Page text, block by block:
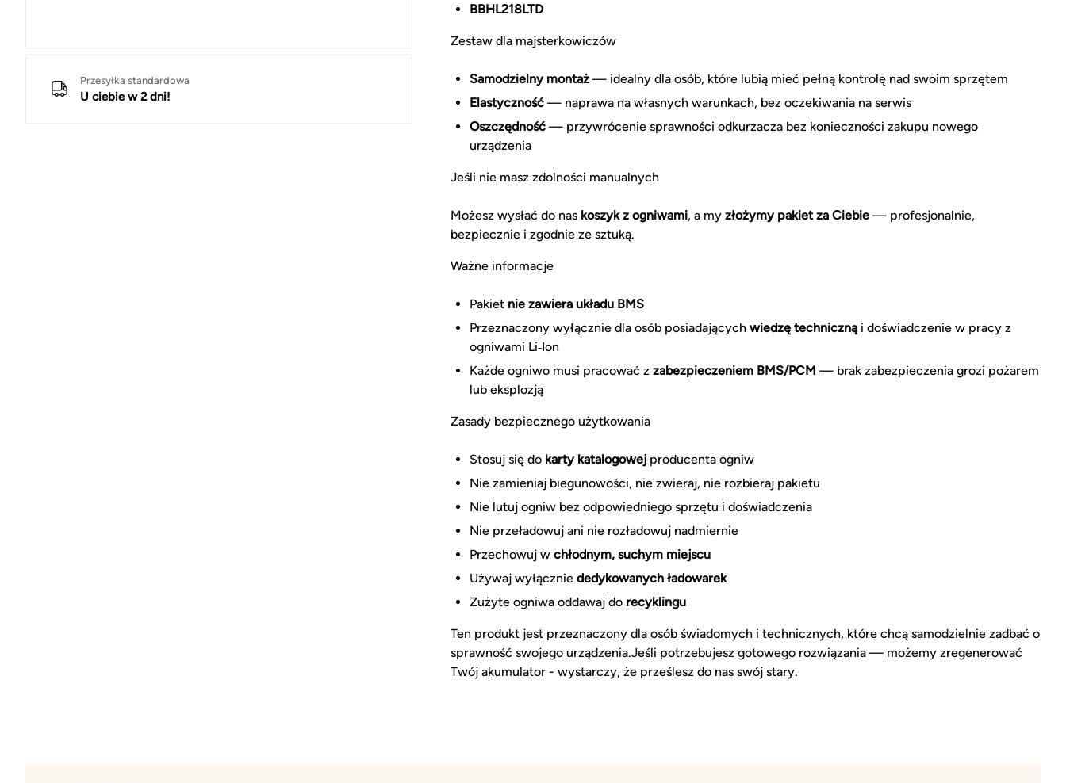
Przesyłka standardowa
U ciebie w 2 dni!
BBHL218LTD
Zestaw dla majsterkowiczów
Samodzielny montaż — idealny dla osób, które lubią mieć pełną kontrolę nad swoim sprzętem
Elastyczność — naprawa na własnych warunkach, bez oczekiwania na serwis
Oszczędność — przywrócenie sprawności odkurzacza bez konieczności zakupu nowego
urządzenia
Jeśli nie masz zdolności manualnych
Możesz wysłać do nas koszyk z ogniwami, a my złożymy pakiet za Ciebie — profesjonalnie,
bezpiecznie i zgodnie ze sztuką.
Ważne informacje
Pakiet nie zawiera układu BMS
Przeznaczony wyłącznie dla osób posiadających wiedzę technicznąi doświadczenie w pracy z
ogniwami Li‑Ion
Każde ogniwo musi pracować z zabezpieczeniem BMS/PCM — brak zabezpieczenia grozi pożarem
lub eksplozją
Zasady bezpiecznego użytkowania
Stosuj się do karty katalogowej producenta ogniw
Nie zamieniaj biegunowości, nie zwieraj, nie rozbieraj pakietu
Nie lutuj ogniw bez odpowiedniego sprzętu i doświadczenia
Nie przeładowuj ani nie rozładowuj nadmiernie
Przechowuj w chłodnym, suchym miejscu
Używaj wyłącznie dedykowanych ładowarek
Zużyte ogniwa oddawaj do recyklingu
Ten produkt jest przeznaczony dla osób świadomych i technicznych, które chcą samodzielnie zadbać o
sprawność swojego urządzenia.Jeśli potrzebujesz gotowego rozwiązania — możemy zregenerować
Twój akumulator - wystarczy, że prześlesz do nas swój stary.